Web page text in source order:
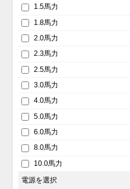
1.5馬力
1.8馬力
2.0馬力
2.3馬力
2.5馬力
3.0馬力
4.0馬力
5.0馬力
6.0馬力
8.0馬力
10.0馬力
電源を選択